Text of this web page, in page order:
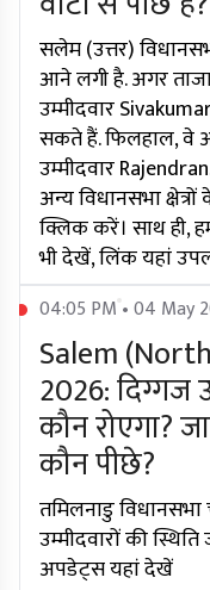
सलेम (उत्तर)
आने लगी है. अगर
उम्मीदवार
सकते हैं. फिलहाल, वे
उम्मीदवार
अन्य विधानसभा
क्लिक करें। साथ ही,
भी देखें, लिंक यहां
04:05 PM • 04 May
Salem
2026: दिग्गज
कौन रोएगा?
कौन पीछे?
तमिलनाडु
उम्मीदवारों की
अपडेट्स यहां देखें